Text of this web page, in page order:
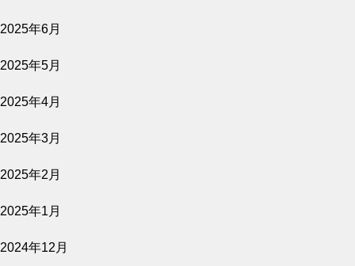
2025年6月
2025年5月
2025年4月
2025年3月
2025年2月
2025年1月
2024年12月